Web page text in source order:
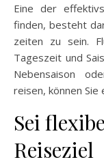
Eine der
finden, besteht
zeiten zu sein.
Tageszeit und
Nebensaison
reisen, können Sie
Sei
Reiseziel